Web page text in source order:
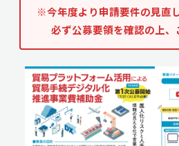
※今年度より申請要件の見直
必ず公募要領を確認の上、